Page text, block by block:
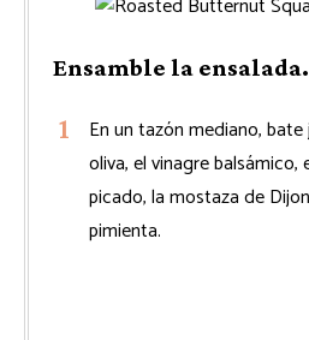
Ensamble la ensalada.
En un tazón mediano,
oliva, el vinagre
picado, la mostaza de
pimienta.